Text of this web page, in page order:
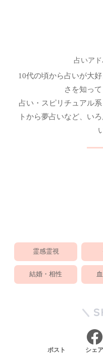
10代の頃から占いが大
さを知って
占い・スピリチュアル
トから夢占いなど、い
霊感霊視
結婚・相性
ポスト シェア